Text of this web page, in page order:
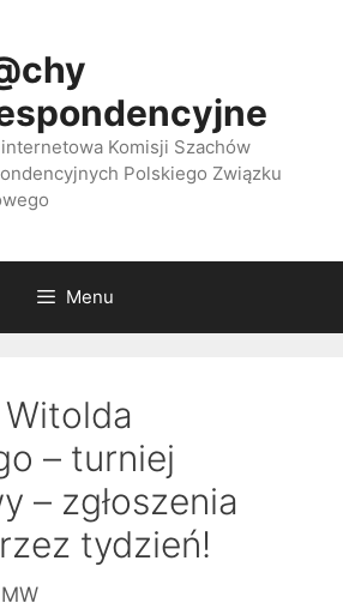
Komisji Szachów
Polskiego Związku
Menu
Witolda
– turniej
– zgłoszenia
tydzień!
MW